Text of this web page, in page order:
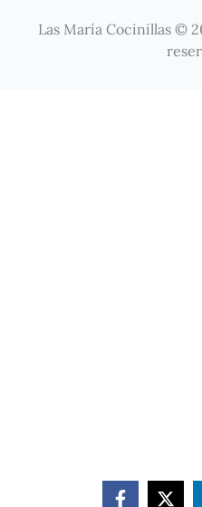
Las María Cocinillas ©